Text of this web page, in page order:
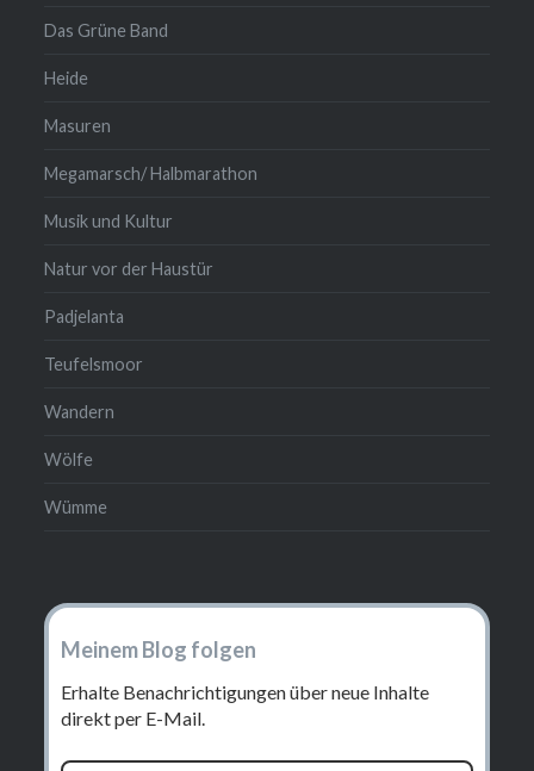
Das Grüne Band
Heide
Masuren
Megamarsch/ Halbmarathon
Musik und Kultur
Natur vor der Haustür
Padjelanta
Teufelsmoor
Wandern
Wölfe
Wümme
Meinem Blog folgen
Erhalte Benachrichtigungen über neue Inhalte
direkt per E-Mail.